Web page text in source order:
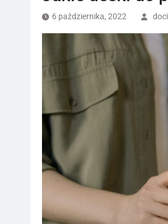
6 października, 2022